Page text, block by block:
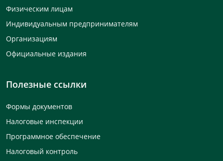
Физическим лицам
Индивидуальным предпринимателям
Организациям
Официальные издания
Полезные ссылки
Формы документов
Налоговые инспекции
Программное обеспечение
Налоговый контроль